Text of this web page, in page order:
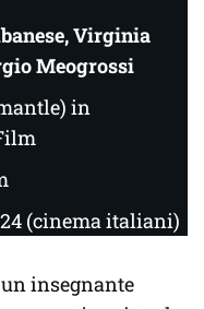
Virginia
Meogrossi
in
(cinema italiani)
insegnante